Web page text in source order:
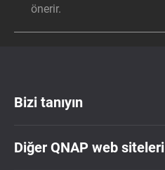
önerir.
Bizi tanıyın
Diğer QNAP web siteleri